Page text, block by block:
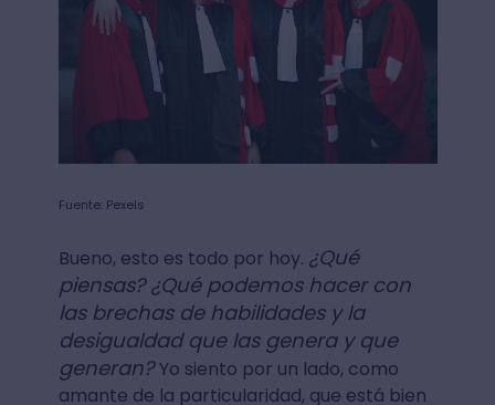
Fuente: Pexels
Bueno, esto es todo por hoy. ¿Qué
piensas? ¿Qué podemos hacer con
las brechas de habilidades y la
desigualdad que las genera y que
generan?Yo siento por un lado, como
amante de la particularidad, que está bien